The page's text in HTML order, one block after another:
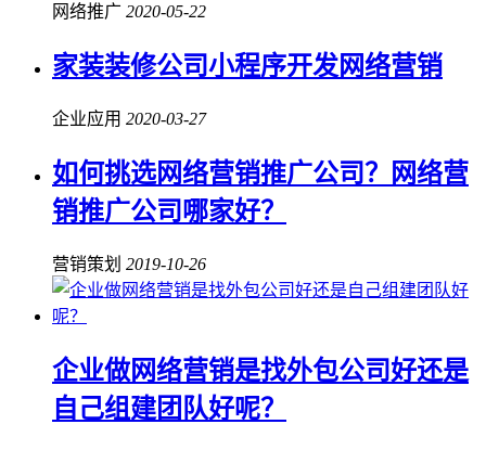
网络推广 2020-05-22
家装装修公司小程序开发网络营销
企业应用 2020-03-27
如何挑选网络营销推广公司？网络营
销推广公司哪家好？
营销策划 2019-10-26
企业做网络营销是找外包公司好还是
自己组建团队好呢？